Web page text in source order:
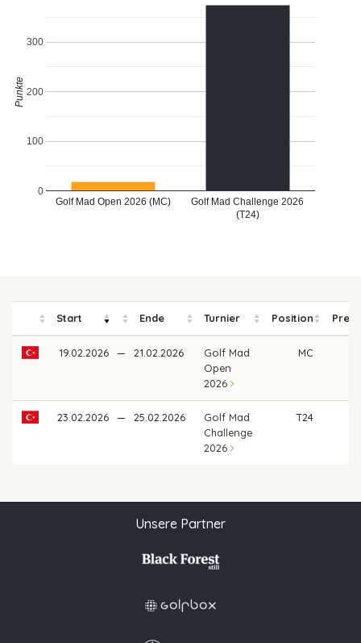
Golf Mad Open 2026 (MC)
Golf Mad Challenge 2026
(T24)
0
100
200
300
Punkte
Start Ende Turnier Position
19.02.2026 — 21.02.2026
Golf Mad
Open
2026
MC
23.02.2026 — 25.02.2026
Golf Mad
Challenge
2026
T24
Unsere Partner